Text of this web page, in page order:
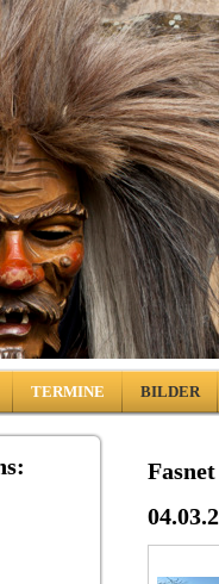
TERMINE BILDER